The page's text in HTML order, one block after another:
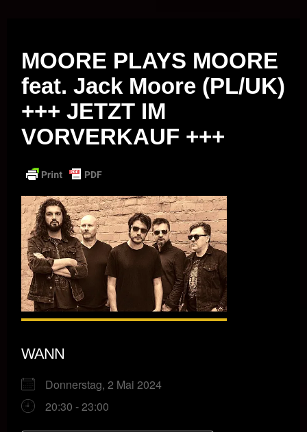
MOORE PLAYS MOORE
feat. Jack Moore (PL/UK)
+++ JETZT IM
VORVERKAUF +++
WANN
Donnerstag, 2 Mai 2024
20:30 - 23:00